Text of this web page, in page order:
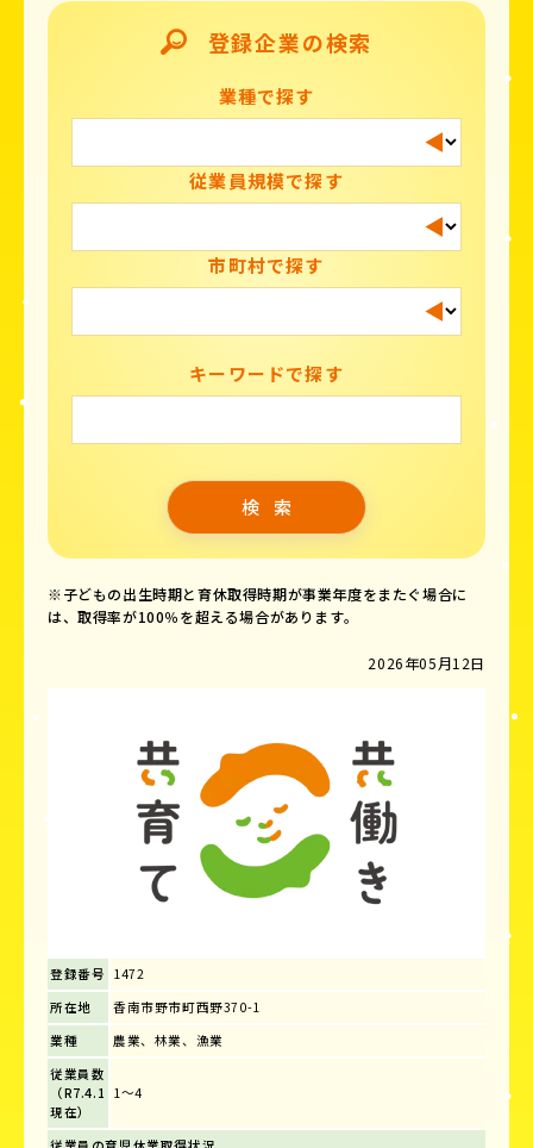
登録企業の検索
業種で探す
従業員規模で探す
市町村で探す
キーワードで探す
※子どもの出生時期と育休取得時期が事業年度をまたぐ場合に
は、取得率が100％を超える場合があります。
2026年05月12日
登録番号 1472
所在地
香南市野市町西野370-1
業種
農業、林業、漁業
従業員数
（R7.4.1
現在）
1～4